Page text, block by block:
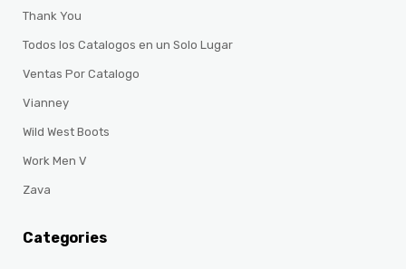
Thank You
Todos los Catalogos en un Solo Lugar
Ventas Por Catalogo
Vianney
Wild West Boots
Work Men V
Zava
Categories